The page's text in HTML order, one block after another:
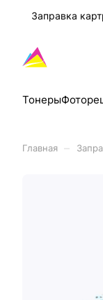
Заправка
Тонеры
Главная